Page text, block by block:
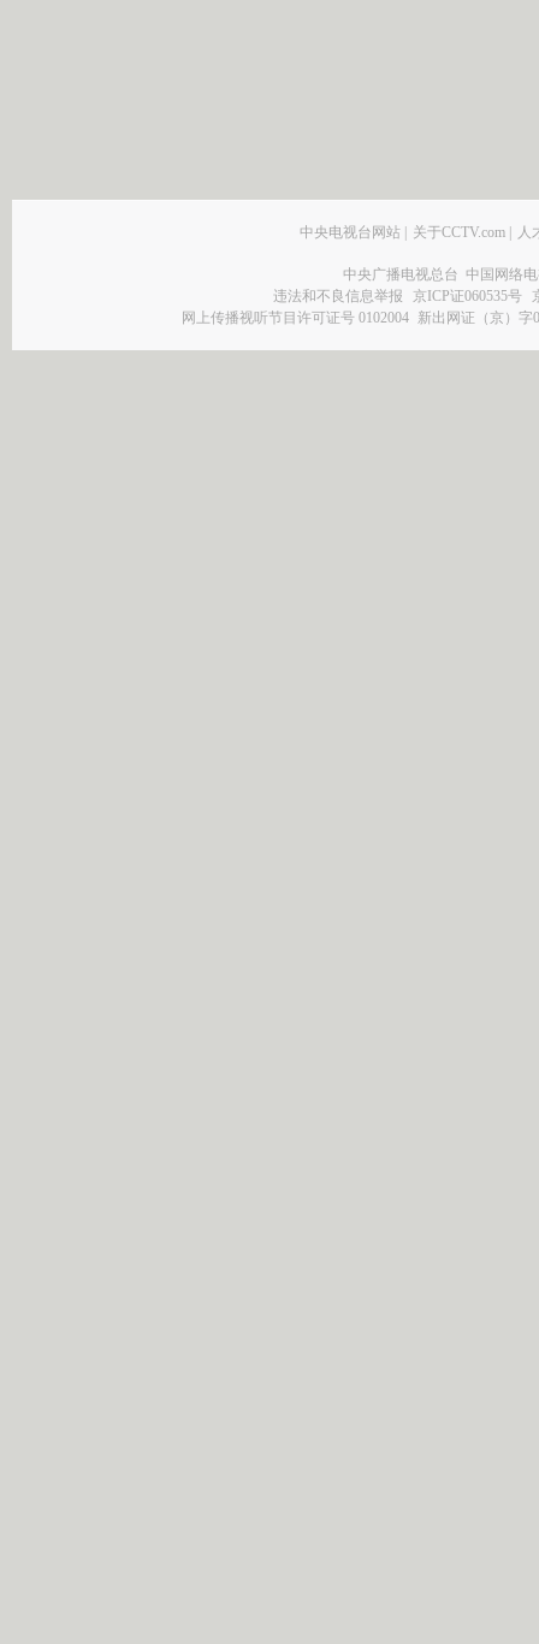
中央电视台网站 | 关于CCTV.com | 人
中央广播电视总台 中国网络
违法和不良信息举报
京ICP证060535号
网上传播视听节目许可证号 0102004 新出网证（京）